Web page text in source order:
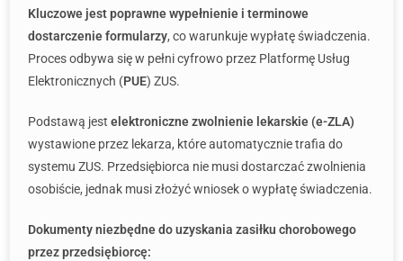
Kluczowe jest poprawne wypełnienie i terminowe
dostarczenie formularzy, co warunkuje wypłatę świadczenia.
Proces odbywa się w pełni cyfrowo przez Platformę Usług
Elektronicznych (PUE) ZUS.
Podstawą jest elektroniczne zwolnienie lekarskie (e-ZLA)
wystawione przez lekarza, które automatycznie trafia do
systemu ZUS. Przedsiębiorca nie musi dostarczać zwolnienia
osobiście, jednak musi złożyć wniosek o wypłatę świadczenia.
Dokumenty niezbędne do uzyskania zasiłku chorobowego
przez przedsiębiorcę: